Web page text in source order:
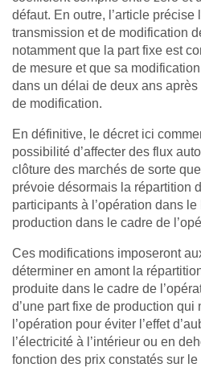
défaut. En outre, l’article précise
transmission et de modification
notamment que la part fixe est
de mesure et que sa
dans un délai de deux ans
de modification.
En définitive, le décret ici
possibilité d’affecter des flux
clôture des marchés de sorte
prévoie désormais la répartition
participants à l’opération dans
production dans le cadre de
Ces modifications imposeront
déterminer en amont la
produite dans le cadre de
d’une part fixe de production qui
l’opération pour éviter l’effet
l’électricité à l’intérieur ou en
fonction des prix constatés sur le